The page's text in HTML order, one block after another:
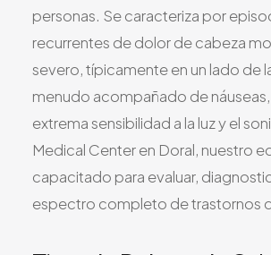
Neuropatía Periférica
Vértigo y Mareo
Todas las Condiciones
personas. Se caracteriza por
recurrentes de dolor de cabeza
severo, típicamente en un lado de
menudo acompañado de
extrema sensibilidad a la luz y el
Medical Center en Doral, nuestro
capacitado para evaluar,
espectro completo de trastornos